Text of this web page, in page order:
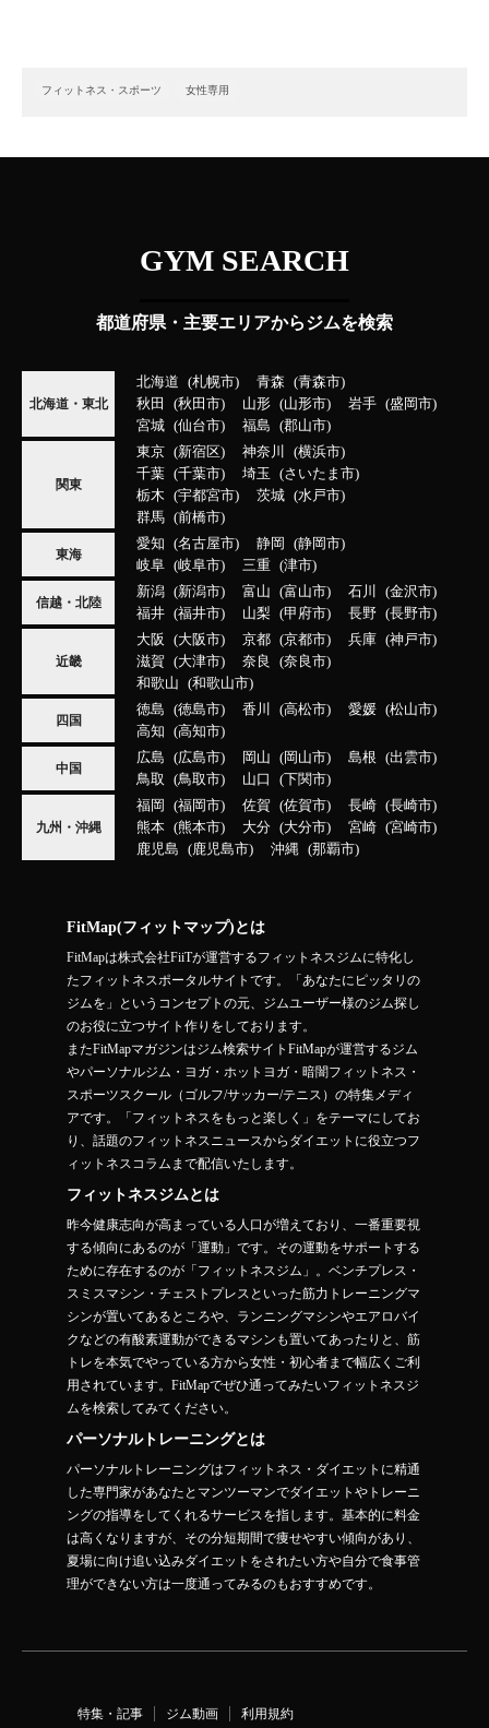
フィットネス・スポーツ 女性専用
GYM SEARCH
都道府県・主要エリアからジムを検索
北海道・東北
北海道 札幌市 青森
青森市
秋田
秋田市 山形 山形市 岩手
盛岡市
宮城
仙台市 福島 郡山市
関東
東京 新宿区 神奈川
横浜市
千葉
千葉市 埼玉
さいたま市
栃木
宇都宮市 茨城
水戸市
群馬
前橋市
東海
愛知 名古屋市 静岡
静岡市
岐阜
岐阜市 三重 津市
信越・北陸
新潟 新潟市 富山 富山市 石川
金沢市
福井
福井市 山梨 甲府市 長野 長野市
近畿
大阪 大阪市 京都 京都市 兵庫
神戸市
滋賀
大津市 奈良
奈良市
和歌山
和歌山市
四国
徳島 徳島市 香川 高松市 愛媛
松山市
高知
高知市
中国
広島 広島市 岡山 岡山市 島根
出雲市
鳥取
鳥取市 山口 下関市
九州・沖縄
福岡 福岡市 佐賀 佐賀市 長崎
長崎市
熊本
熊本市 大分 大分市 宮崎
宮崎市
鹿児島
鹿児島市 沖縄 那覇市
FitMap(フィットマップ)とは
FitMapは株式会社FiiTが運営するフィットネスジムに特化し
たフィットネスポータルサイトです。「あなたにピッタリの
ジムを」というコンセプトの元、ジムユーザー様のジム探し
のお役に立つサイト作りをしております。
またFitMapマガジンはジム検索サイトFitMapが運営するジム
やパーソナルジム・ヨガ・ホットヨガ・暗闇フィットネス・
スポーツスクール（ゴルフ/サッカー/テニス）の特集メディ
アです。「フィットネスをもっと楽しく」をテーマにしてお
り、話題のフィットネスニュースからダイエットに役立つフ
ィットネスコラムまで配信いたします。
フィットネスジムとは
昨今健康志向が高まっている人口が増えており、一番重要視
する傾向にあるのが「運動」です。その運動をサポートする
ために存在するのが「フィットネスジム」。ベンチプレス・
スミスマシン・チェストプレスといった筋力トレーニングマ
シンが置いてあるところや、ランニングマシンやエアロバイ
クなどの有酸素運動ができるマシンも置いてあったりと、筋
トレを本気でやっている方から女性・初心者まで幅広くご利
用されています。FitMapでぜひ通ってみたいフィットネスジ
ムを検索してみてください。
パーソナルトレーニングとは
パーソナルトレーニングはフィットネス・ダイエットに精通
した専門家があなたとマンツーマンでダイエットやトレーニ
ングの指導をしてくれるサービスを指します。基本的に料金
は高くなりますが、その分短期間で痩せやすい傾向があり、
夏場に向け追い込みダイエットをされたい方や自分で食事管
理ができない方は一度通ってみるのもおすすめです。
特集・記事 ジム動画 利用規約